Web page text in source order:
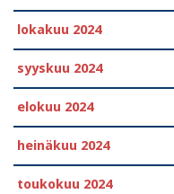
lokakuu 2024
syyskuu 2024
elokuu 2024
heinäkuu 2024
toukokuu 2024